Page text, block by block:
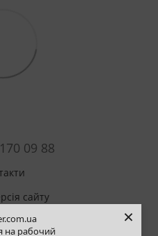
на рабочий
×
09 88
сайту